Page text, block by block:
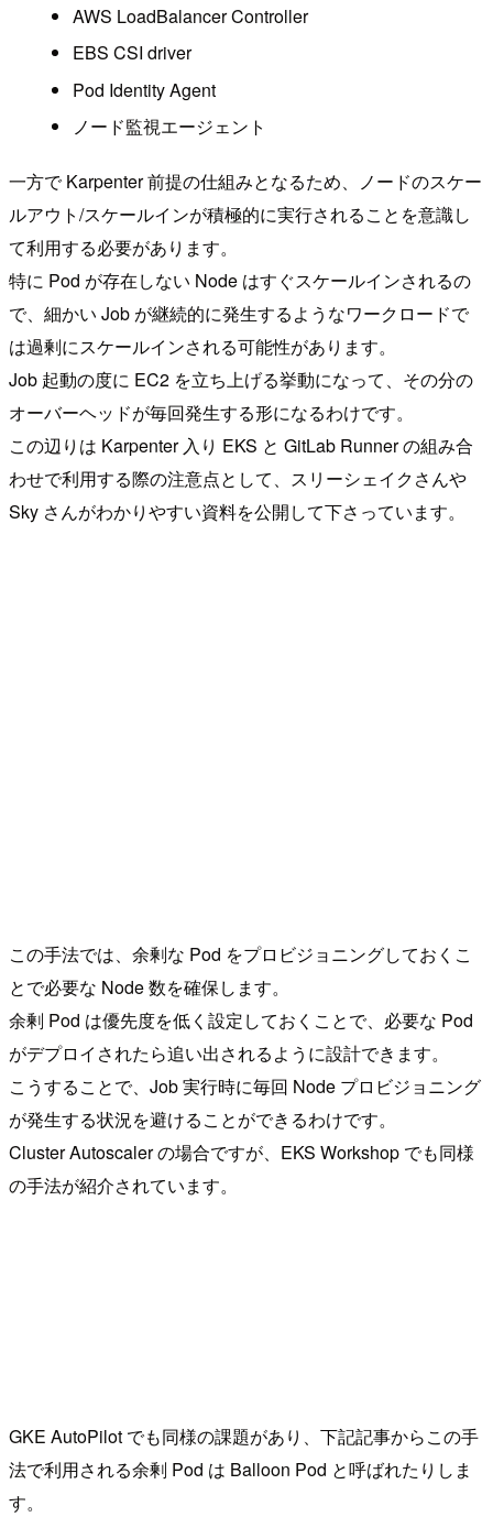
AWS LoadBalancer Controller
EBS CSI driver
Pod Identity Agent
ノード監視エージェント
一方で Karpenter 前提の仕組みとなるため、ノードのスケー
ルアウト/スケールインが積極的に実行されることを意識し
て利用する必要があります。
特に Pod が存在しない Node はすぐスケールインされるの
で、細かい Job が継続的に発生するようなワークロードで
は過剰にスケールインされる可能性があります。
Job 起動の度に EC2 を立ち上げる挙動になって、その分の
オーバーヘッドが毎回発生する形になるわけです。
この辺りは Karpenter 入り EKS と GitLab Runner の組み合
わせで利用する際の注意点として、スリーシェイクさんや
Sky さんがわかりやすい資料を公開して下さっています。
この手法では、余剰な Pod をプロビジョニングしておくこ
とで必要な Node 数を確保します。
余剰 Pod は優先度を低く設定しておくことで、必要な Pod
がデプロイされたら追い出されるように設計できます。
こうすることで、Job 実行時に毎回 Node プロビジョニング
が発生する状況を避けることができるわけです。
Cluster Autoscaler の場合ですが、EKS Workshop でも同様
の手法が紹介されています。
GKE AutoPilot でも同様の課題があり、下記記事からこの手
法で利用される余剰 Pod は Balloon Pod と呼ばれたりしま
す。